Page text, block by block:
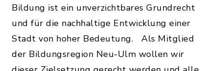
Bildung ist ein unverzichtbares Grundrecht
und für die nachhaltige Entwicklung einer
Stadt von hoher Bedeutung. Als Mitglied
der Bildungsregion Neu-Ulm wollen wir